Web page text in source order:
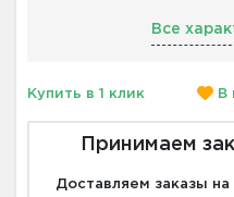
Все
Купить в 1 клик В
Принимаем
Доставляем заказы